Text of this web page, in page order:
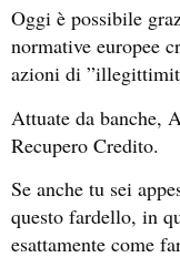
Oggi è possibile
normative europee
azioni di
Attuate da banche,
Recupero Credito.
Se anche tu sei
questo fardello, in
esattamente come